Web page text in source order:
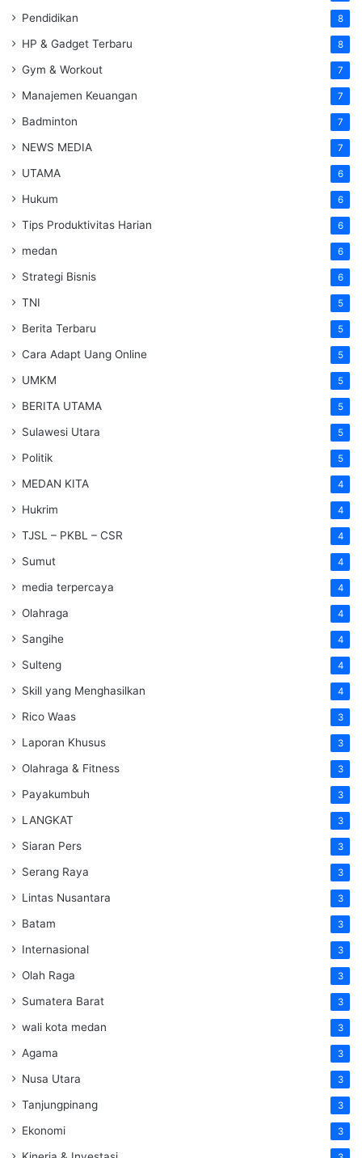
Pendidikan 8
HP & Gadget Terbaru 8
Gym & Workout 7
Manajemen Keuangan 7
Badminton 7
NEWS MEDIA 7
UTAMA 6
Hukum 6
Tips Produktivitas Harian 6
medan 6
Strategi Bisnis 6
TNI 5
Berita Terbaru 5
Cara Adapt Uang Online 5
UMKM 5
BERITA UTAMA 5
Sulawesi Utara 5
Politik 5
MEDAN KITA 4
Hukrim 4
TJSL – PKBL – CSR 4
Sumut 4
media terpercaya 4
Olahraga 4
Sangihe 4
Sulteng 4
Skill yang Menghasilkan 4
Rico Waas 3
Laporan Khusus 3
Olahraga & Fitness 3
Payakumbuh 3
LANGKAT 3
Siaran Pers 3
Serang Raya 3
Lintas Nusantara 3
Batam 3
Internasional 3
Olah Raga 3
Sumatera Barat 3
wali kota medan 3
Agama 3
Nusa Utara 3
Tanjungpinang 3
Ekonomi 3